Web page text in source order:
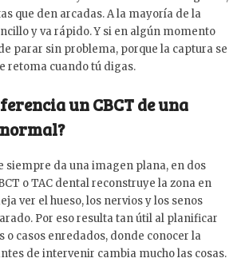
que den arcadas. A la mayoría de la
y va rápido. Y si en algún momento
parar sin problema, porque la captura se
retoma cuando tú digas.
un CBCT de una
siempre da una imagen plana, en dos
o TAC dental reconstruye la zona en
ver el hueso, los nervios y los senos
Por eso resulta tan útil al planificar
casos enredados, donde conocer la
de intervenir cambia mucho las cosas.